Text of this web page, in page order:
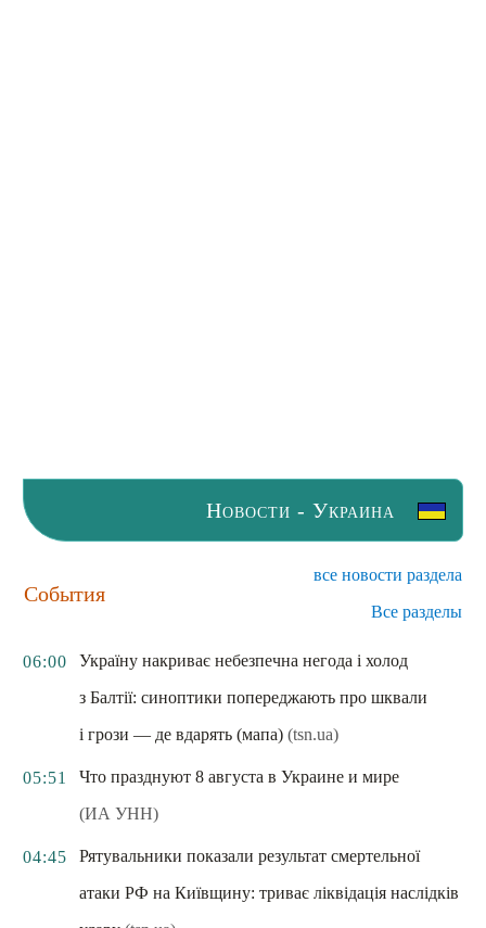
Новости - Украина
События
все новости раздела
Все разделы
06:00
Україну накриває небезпечна негода і холод
з Балтії: синоптики попереджають про шквали
і грози — де вдарять (мапа) (tsn.ua)
05:51
Что празднуют 8 августа в Украине и мире
(ИА УНН)
04:45
Рятувальники показали результат смертельної
атаки РФ на Київщину: триває ліквідація наслідків